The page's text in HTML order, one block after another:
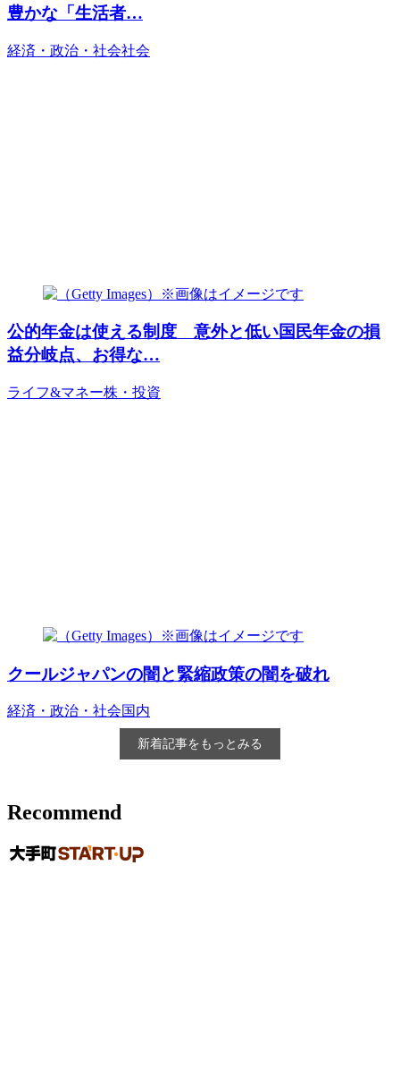
豊かな「生活者…
経済・政治・社会社会
公的年金は使える制度 意外と低い国民年金の損
益分岐点、お得な…
ライフ&マネー株・投資
クールジャパンの闇と緊縮政策の闇を破れ
経済・政治・社会国内
新着記事をもっとみる
Recommend